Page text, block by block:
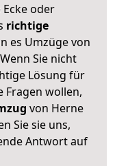
oder
richtige
es Umzüge von
Sie nicht
Lösung für
Fragen wollen,
von Herne
Sie sie uns,
Antwort auf